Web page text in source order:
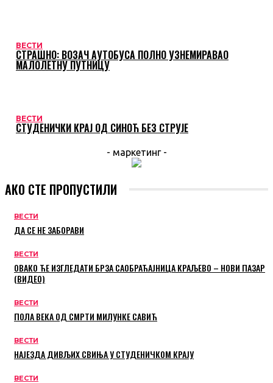
ВЕСТИ
СТРАШНО: ВОЗАЧ АУТОБУСА ПОЛНО УЗНЕМИРАВАО
МАЛОЛЕТНУ ПУТНИЦУ
ВЕСТИ
СТУДЕНИЧКИ КРАЈ ОД СИНОЋ БЕЗ СТРУЈЕ
- маркетинг -
АКО СТЕ ПРОПУСТИЛИ
ВЕСТИ
ДА СЕ НЕ ЗАБОРАВИ
ВЕСТИ
ОВАКО ЋЕ ИЗГЛЕДАТИ БРЗА САОБРАЋАЈНИЦА КРАЉЕВО – НОВИ ПАЗАР
(ВИДЕО)
ВЕСТИ
ПОЛА ВЕКА ОД СМРТИ МИЛУНКЕ САВИЋ
ВЕСТИ
НАЈЕЗДА ДИВЉИХ СВИЊА У СТУДЕНИЧКОМ КРАЈУ
ВЕСТИ